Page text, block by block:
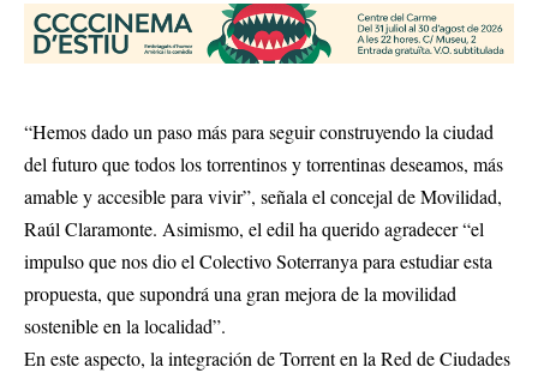
“Hemos dado un paso más para seguir construyendo la ciudad
del futuro que todos los torrentinos y torrentinas deseamos, más
amable y accesible para vivir”, señala el concejal de Movilidad,
Raúl Claramonte. Asimismo, el edil ha querido agradecer “el
impulso que nos dio el Colectivo Soterranya para estudiar esta
propuesta, que supondrá una gran mejora de la movilidad
sostenible en la localidad”.
En este aspecto, la integración de Torrent en la Red de Ciudades